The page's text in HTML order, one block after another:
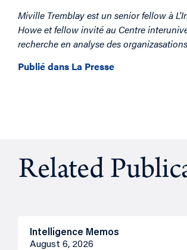
Miville Tremblay est un senior fellow à
Howe et fellow invité au Centre
recherche en analyse des
Publié dans La Presse
Related
Intelligence Memos
August 6, 2026